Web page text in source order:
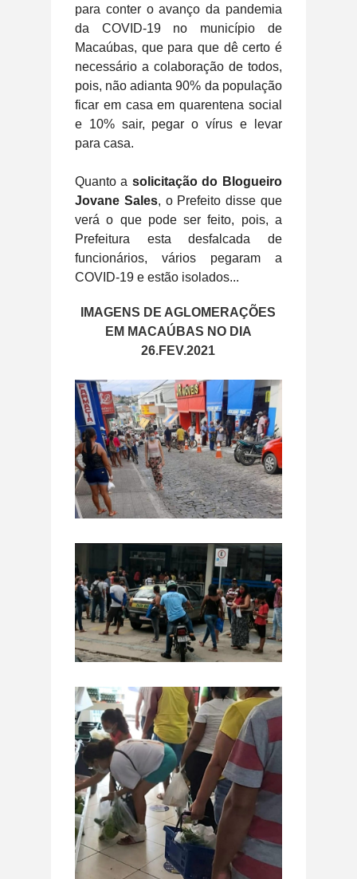
para conter o avanço da pandemia
da COVID-19 no município de
Macaúbas, que para que dê certo é
necessário a colaboração de todos,
pois, não adianta 90% da população
ficar em casa em quarentena social
e 10% sair, pegar o vírus e levar
para casa.
Quanto a solicitação do Blogueiro
Jovane Sales, o Prefeito disse que
verá o que pode ser feito, pois, a
Prefeitura esta desfalcada de
funcionários, vários pegaram a
COVID-19 e estão isolados...
IMAGENS DE AGLOMERAÇÕES
EM MACAÚBAS NO DIA
26.FEV.2021